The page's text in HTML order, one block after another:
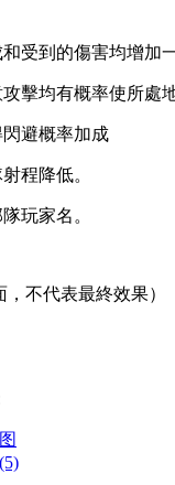
受到的傷害均增加
擊均有概率使所處
避概率加成
程降低。
玩家名。
，不代表最終效果）
(5)